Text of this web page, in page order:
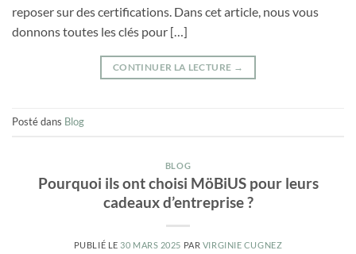
reposer sur des certifications. Dans cet article, nous vous
donnons toutes les clés pour […]
CONTINUER LA LECTURE →
Posté dans Blog
BLOG
Pourquoi ils ont choisi MöBiUS pour leurs
cadeaux d’entreprise ?
PUBLIÉ LE 30 MARS 2025 PAR VIRGINIE CUGNEZ